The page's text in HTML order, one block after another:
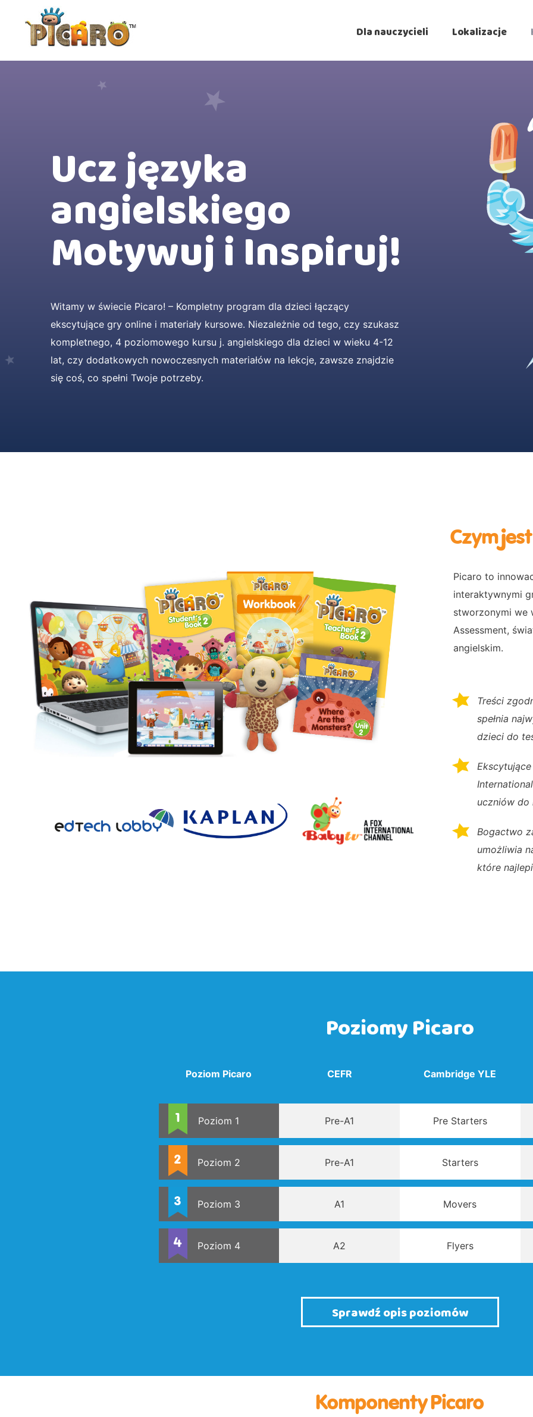
Dla nauczycieli Lokalizacje
Ucz języka
angielskiego
Motywuj i Inspiruj!
Witamy w świecie Picaro! – Kompletny program dla dzieci łączący
ekscytujące gry online i materiały kursowe. Niezależnie od tego, czy szukasz
kompletnego, 4 poziomowego kursu j. angielskiego dla dzieci w wieku 4-12
lat, czy dodatkowych nowoczesnych materiałów na lekcje, zawsze znajdzie
się coś, co spełni Twoje potrzeby.
Czym
Picaro to
interaktywnymi
stworzonymi we
Assessment,
angielskim.
Treści
spełnia
dzieci do
uczniów do
Bogactwo
umożliwia
które
Poziomy Picaro
Poziom Picaro CEFR Cambridge YLE
Poziom 1 Pre-A1 Pre Starters
Poziom 2 Pre-A1 Starters
Poziom 3 A1 Movers
Poziom 4 A2 Flyers
Sprawdź opis poziomów
Komponenty Picaro